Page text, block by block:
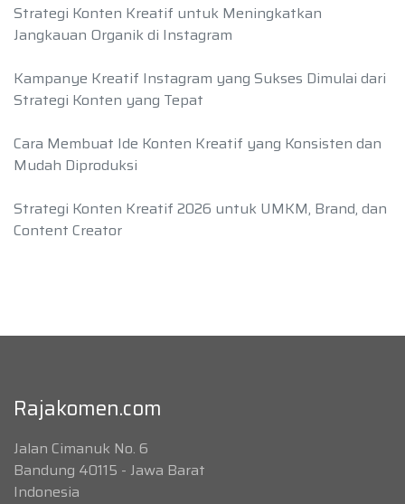
Strategi Konten Kreatif untuk Meningkatkan
Jangkauan Organik di Instagram
Kampanye Kreatif Instagram yang Sukses Dimulai dari
Strategi Konten yang Tepat
Cara Membuat Ide Konten Kreatif yang Konsisten dan
Mudah Diproduksi
Strategi Konten Kreatif 2026 untuk UMKM, Brand, dan
Content Creator
Rajakomen.com
Jalan Cimanuk No. 6
Bandung 40115 - Jawa Barat
Indonesia